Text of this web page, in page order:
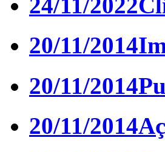
24/11/2022
20/11/2014
20/11/2014
20/11/2014